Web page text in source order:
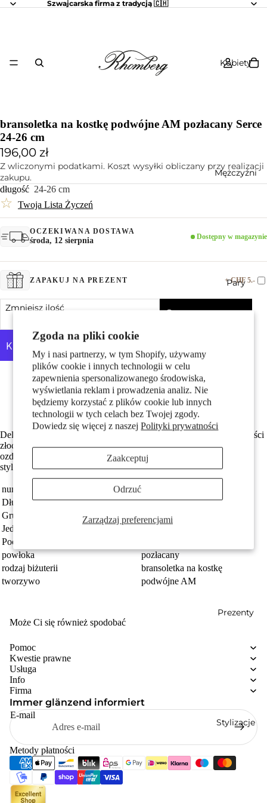
Zgoda na pliki cookie
My i nasi partnerzy, w tym Shopify, używamy
plików cookie i innych technologii w celu
zapewnienia spersonalizowanego środowiska,
wyświetlania reklam i prowadzenia analiz. Nie
będziemy korzystać z plików cookie lub innych
technologii w tych celach bez Twojej zgody.
Dowiedz się więcej z naszejPolityki prywatności
Zarządzaj preferencjami
Zaakceptuj
Odrzuć
Szwajcarska firma z tradycją 🇨🇭
Kobiety
Mężczyźni
Pary
Motywy
Prezenty
Stylizacje
bransoletka na kostkę podwójne AM pozłacany Serce
24-26 cm
196,00 zł
Z wliczonymi podatkami. Koszt wysyłki obliczany przy realizacji
zakupu.
długość 24-26 cm
☆ Twoja Lista Życzeń
OCZEKIWANA DOSTAWA
środa, 12 sierpnia Dostępny w magazynie
ZAPAKUJ NA PREZENT + CHF 5.-
Zmniejsz ilość
Dodaj do koszyka
Więcej opcji płatności
Made in Germany
Długość jest regulowana do 26 cm
podwójne AM ze złoceniem
Delikatna damska bransoletka na kostkę wykonana z wysokiej jakości
złoconego metalu (AM-Doublé). Elegancki łańcuszek typu Figaro
ozdobiony zawieszką w kształcie serca. Idealny dodatek do letnich
stylizacji, podkreślający subtelność i kobiecość.
numer zamówienia
Długość regulowana do
26 cm
Grupa docelowa
damski
Jednostka
sztuka
Pochodzenie
powłoka
pozłacany
rodzaj biżuterii
bransoletka na kostkę
tworzywo
podwójne AM
Może Ci się również spodobać
Pomoc
Kwestie prawne
Usługa
Info
Firma
Immer glänzend informiert
E-mail
Metody płatności